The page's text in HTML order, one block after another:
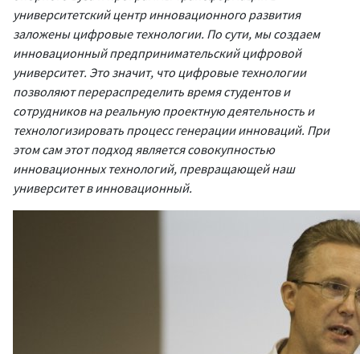
университетский центр инновационного развития
заложены цифровые технологии. По сути, мы создаем
инновационный предпринимательский цифровой
университет. Это значит, что цифровые технологии
позволяют перераспределить время студентов и
сотрудников на реальную проектную деятельность и
технологизировать процесс генерации инноваций. При
этом сам этот подход является совокупностью
инновационных технологий, превращающей наш
университет в инновационный.